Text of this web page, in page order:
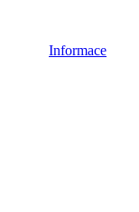
Informace